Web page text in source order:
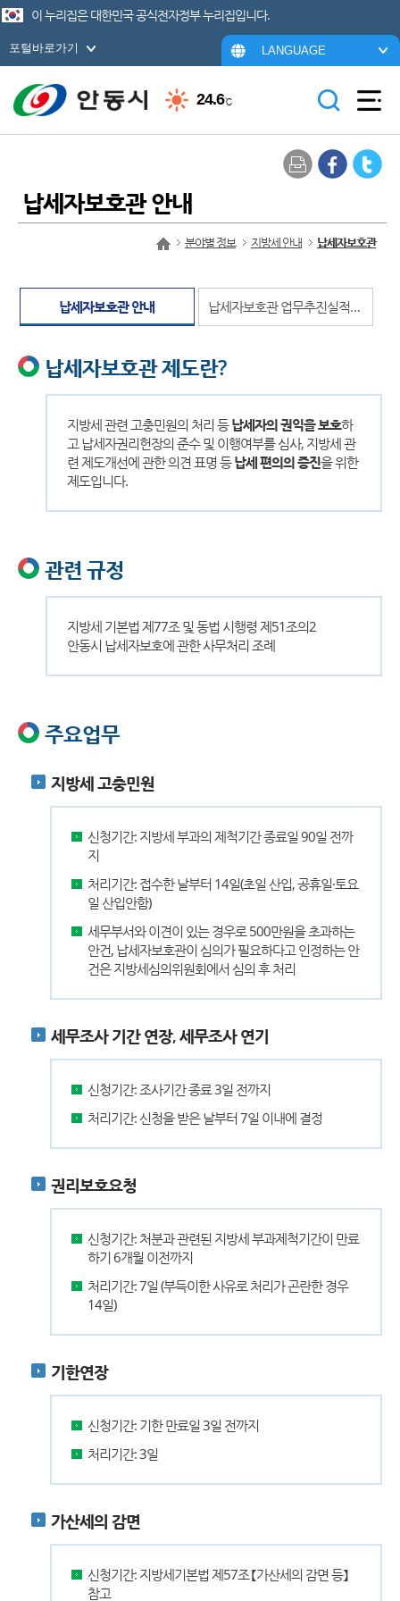
이 누리집은 대한민국 공식전자정부 누리집입니다.
포털바로가기 LANGUAGE
24.6℃
납세자보호관 안내
분야별 정보 지방세 안내 납세자보호관
납세자보호관 안내 납세자보호관 업무추진실적 현황
납세자보호관 제도란?
지방세 관련 고충민원의 처리 등납세자의 권익을 보호하
고 납세자권리헌장의 준수 및 이행여부를 심사, 지방세 관
련 제도개선에 관한 의견 표명 등납세 편의의 증진을 위한
제도입니다.
관련 규정
지방세 기본법 제77조 및 동법 시행령 제51조의2
안동시 납세자보호에 관한 사무처리 조례
주요업무
지방세 고충민원
신청기간: 지방세 부과의 제척기간 종료일 90일 전까
지
처리기간: 접수한 날부터 14일(초일 산입, 공휴일·토요
일 산입안함)
세무부서와 이견이 있는 경우로 500만원을 초과하는
안건, 납세자보호관이 심의가 필요하다고 인정하는 안
건은 지방세심의위원회에서 심의 후 처리
세무조사 기간 연장, 세무조사 연기
신청기간: 조사기간 종료 3일 전까지
처리기간: 신청을 받은 날부터 7일 이내에 결정
권리보호요청
신청기간: 처분과 관련된 지방세 부과제척기간이 만료
하기 6개월 이전까지
처리기간: 7일 (부득이한 사유로 처리가 곤란한 경우
14일)
기한연장
신청기간: 기한 만료일 3일 전까지
처리기간: 3일
가산세의 감면
신청기간: 지방세기본법 제57조 【가산세의 감면 등】
참고